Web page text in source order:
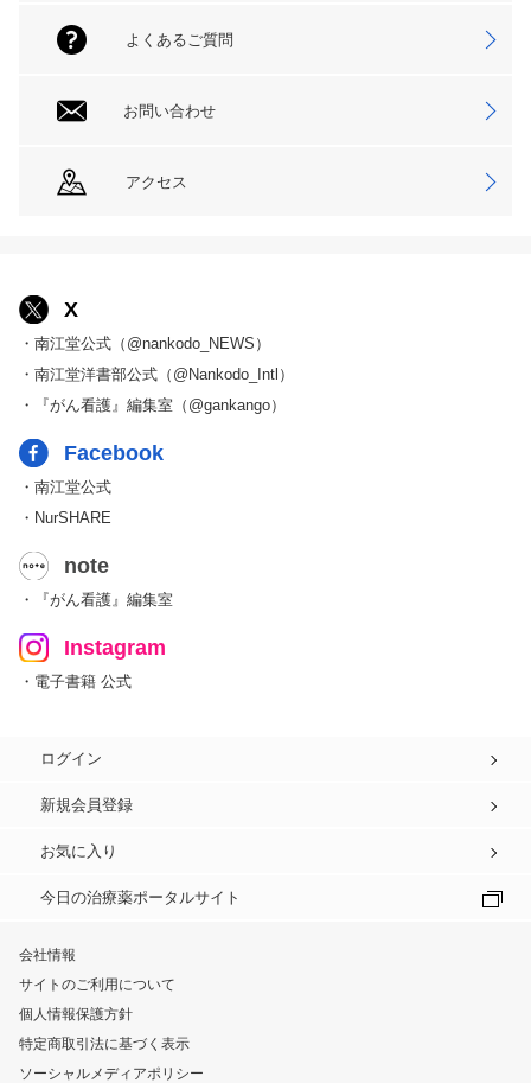
よくあるご質問
お問い合わせ
アクセス
X
・南江堂公式（@nankodo_NEWS）
・南江堂洋書部公式（@Nankodo_Intl）
・『がん看護』編集室（@gankango）
Facebook
・南江堂公式
・NurSHARE
note
・『がん看護』編集室
Instagram
・電子書籍 公式
ログイン
新規会員登録
お気に入り
今日の治療薬ポータルサイト
会社情報
サイトのご利用について
個人情報保護方針
特定商取引法に基づく表示
ソーシャルメディアポリシー